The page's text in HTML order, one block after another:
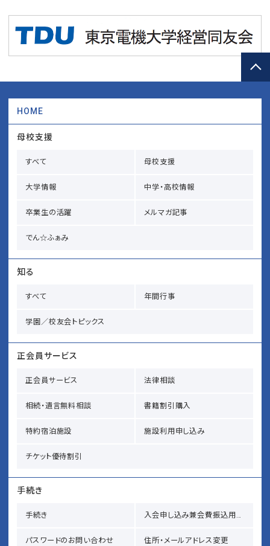
HOME
母校支援
すべて 母校支援
大学情報 中学・高校情報
卒業生の活躍 メルマガ記事
でん☆ふぁみ
知る
すべて 年間行事
学園／校友会トピックス
正会員サービス
正会員サービス 法律相談
相続・遺言無料相談 書籍割引購入
特約宿泊施設 施設利用申し込み
チケット優待割引
手続き
手続き 入会申し込み兼会費振込用紙請求
パスワードのお問い合わせ 住所・メールアドレス変更